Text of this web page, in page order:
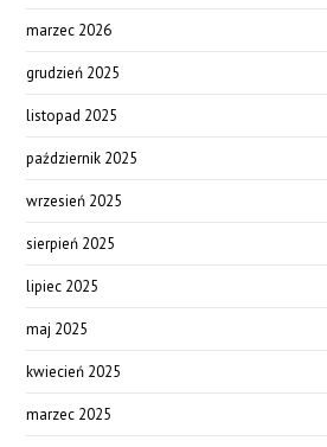
marzec 2026
grudzień 2025
listopad 2025
październik 2025
wrzesień 2025
sierpień 2025
lipiec 2025
maj 2025
kwiecień 2025
marzec 2025